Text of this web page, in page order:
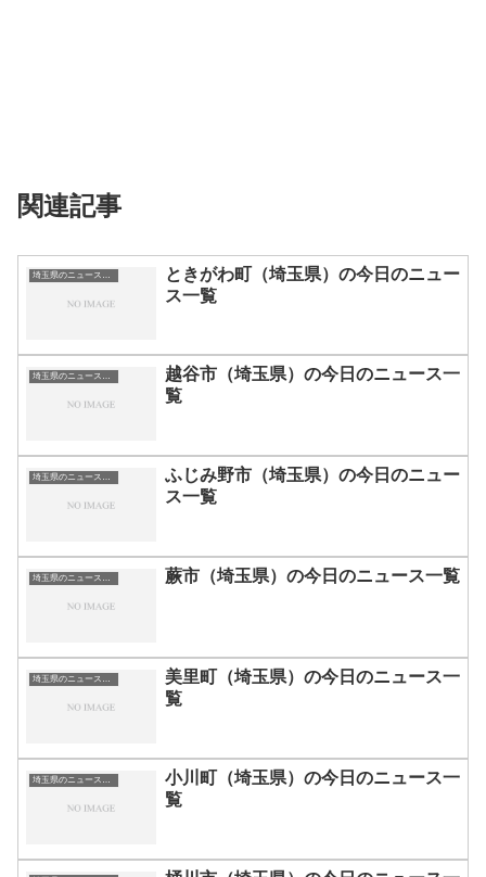
関連記事
埼玉県のニュース一覧
ときがわ町（埼玉県）の今日のニュー
ス一覧
埼玉県のニュース一覧
越谷市（埼玉県）の今日のニュース一
覧
埼玉県のニュース一覧
ふじみ野市（埼玉県）の今日のニュー
ス一覧
埼玉県のニュース一覧 蕨市（埼玉県）の今日のニュース一覧
埼玉県のニュース一覧
美里町（埼玉県）の今日のニュース一
覧
埼玉県のニュース一覧
小川町（埼玉県）の今日のニュース一
覧